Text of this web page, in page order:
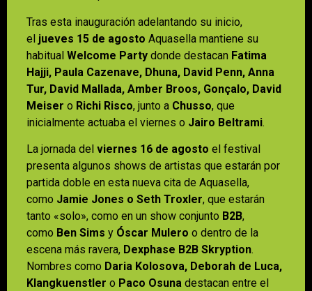
Tras esta inauguración adelantando su inicio,
el jueves 15 de agosto Aquasella mantiene su
habitual Welcome Party donde destacan Fatima
Hajji, Paula Cazenave, Dhuna, David Penn, Anna
Tur, David Mallada, Amber Broos, Gonçalo, David
Meiser o Richi Risco, junto a Chusso, que
inicialmente actuaba el viernes o Jairo Beltrami.
La jornada del viernes 16 de agosto el festival
presenta algunos shows de artistas que estarán por
partida doble en esta nueva cita de Aquasella,
como Jamie Jones o Seth Troxler, que estarán
tanto «solo», como en un show conjunto B2B,
como Ben Sims y Óscar Mulero o dentro de la
escena más ravera, Dexphase B2B Skryption.
Nombres como Daria Kolosova, Deborah de Luca,
Klangkuenstler o Paco Osuna destacan entre el